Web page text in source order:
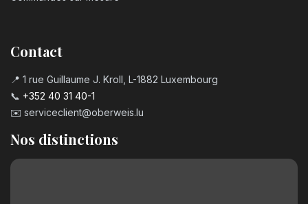
Contact
📍 1 rue Guillaume J. Kroll, L-1882 Luxembourg
📞 +352 40 31 40-1
✉️ serviceclient@oberweis.lu
Nos distinctions